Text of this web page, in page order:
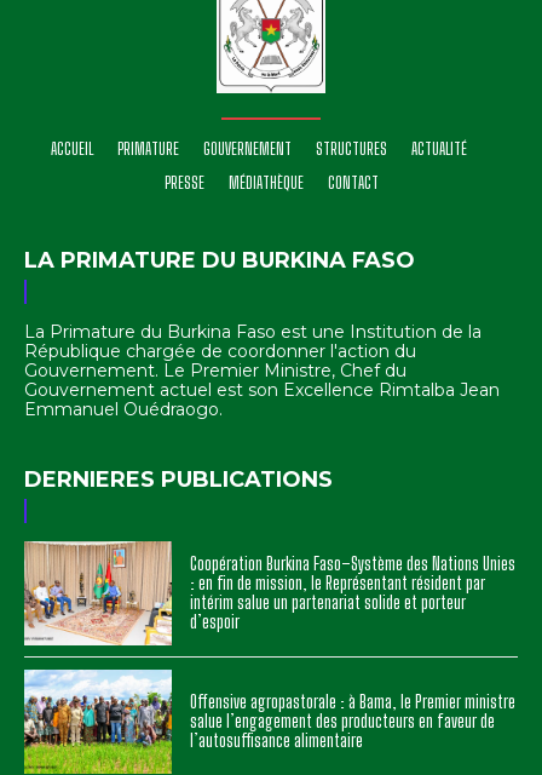
ACCUEIL PRIMATURE GOUVERNEMENT STRUCTURES
ACTUALITÉ
PRESSE
MÉDIATHÈQUE CONTACT
LA PRIMATURE DU BURKINA FASO
La Primature du Burkina Faso est une Institution de la
République chargée de coordonner l'action du
Gouvernement. Le Premier Ministre, Chef du
Gouvernement actuel est son Excellence Rimtalba Jean
Emmanuel Ouédraogo.
DERNIERES PUBLICATIONS
Coopération Burkina Faso–Système des Nations Unies
: en fin de mission, le Représentant résident par
intérim salue un partenariat solide et porteur
d’espoir
Offensive agropastorale : à Bama, le Premier ministre
salue l’engagement des producteurs en faveur de
l’autosuffisance alimentaire